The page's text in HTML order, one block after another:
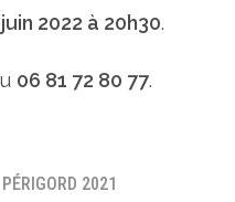
2022 à 20h30.
06 81 72 80 77.
2021